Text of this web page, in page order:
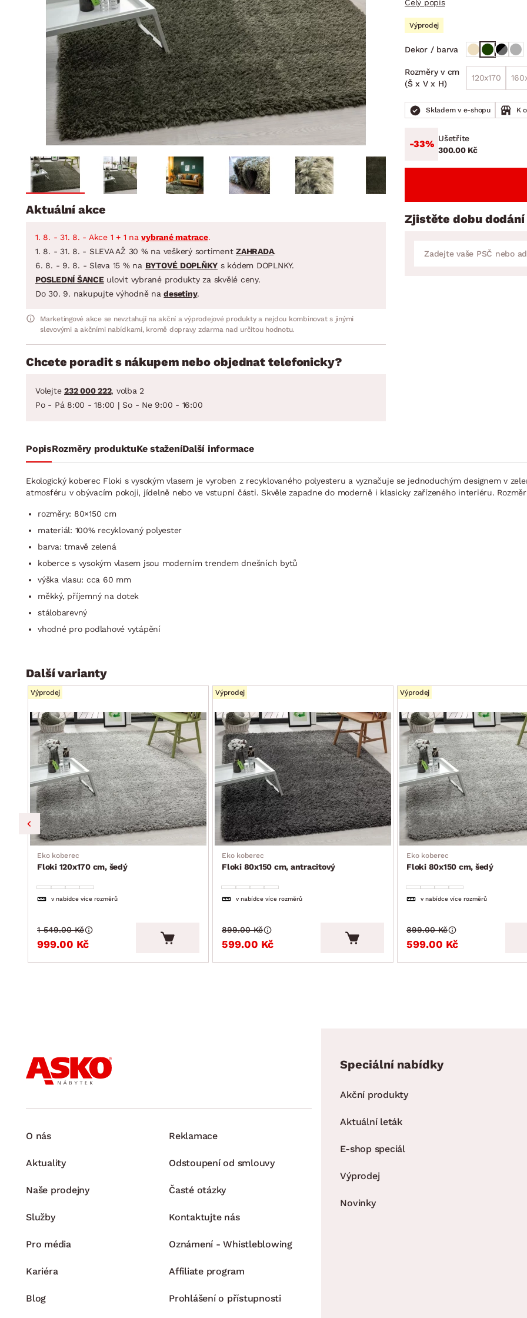
Dětský pokoj
Předsíň, šatna a chodba
Kuchyně
Koupelna
Zahrada
Domácnost
BYTOVÝ TEXTIL
Přikrývky
Závěsy a žaluzie
Zobrazit vše
STOLOVÁNÍ A VAŘENÍ
Jídelní servis
Příbory
Hrnce
Pánve
Zobrazit vše
DOMÁCÍ SPOTŘEBIČE
VELIKONOCE
Koupelnové sestavy
Jídelní sestavy
Zahradní sestavy
Celý popis
Výprodej
Dekor / barva
Rozměry v cm
(Š x V x H)
120x170
Skladem v e-shopu K
-33% Ušetříte
300.00 Kč
Zjistěte dobu
Aktuální akce
1. 8. - 31. 8. - Akce 1 + 1 navybrané matrace.
1. 8. - 31. 8. - SLEVA AŽ 30 % na veškerý sortiment ZAHRADA.
6. 8. - 9. 8. - Sleva 15 % na BYTOVÉ DOPLŇKY s kódem DOPLNKY.
POSLEDNÍ ŠANCEulovit vybrané produkty za skvělé ceny.
Do 30. 9. nakupujte výhodně nadesetiny.
Marketingové akce se nevztahují na akční a výprodejové produkty a nejdou kombinovat s jinými
slevovými a akčními nabídkami, kromě dopravy zdarma nad určitou hodnotu.
Chcete poradit s nákupem nebo objednat telefonicky?
Volejte 232 000 222, volba 2
Po - Pá 8:00 - 18:00 | So - Ne 9:00 - 16:00
PopisRozměry produktuKe staženíDalší informace
Ekologický koberec Floki s vysokým vlasem je vyroben z recyklovaného polyesteru a vyznačuje se jednoduchým designem v
atmosféru v obývacím pokoji, jídelně nebo ve vstupní části. Skvěle zapadne do moderně i klasicky zařízeného interiéru. Rozměr
rozměry: 80×150 cm
materiál: 100% recyklovaný polyester
barva: tmavě zelená
koberce s vysokým vlasem jsou moderním trendem dnešních bytů
výška vlasu: cca 60 mm
měkký, příjemný na dotek
stálobarevný
vhodné pro podlahové vytápění
Další varianty
Výprodej
Eko koberec
Floki 120x170 cm, šedý
v nabídce více rozměrů
999.00 Kč
1 549.00 Kč
Výprodej
Eko koberec
Floki 80x150 cm, antracitový
v nabídce více rozměrů
599.00 Kč
899.00 Kč
Výprodej
Eko koberec
Floki 80x150 cm, šedý
v nabídce více rozměrů
599.00 Kč
899.00 Kč
O nás
Aktuality
Naše prodejny
Služby
Pro média
Kariéra
Blog
Reklamace
Odstoupení od smlouvy
Časté otázky
Kontaktujte nás
Oznámení - Whistleblowing
Affiliate program
Prohlášení o přístupnosti
Speciální nabídky
Akční produkty
Aktuální leták
E-shop speciál
Výprodej
Novinky